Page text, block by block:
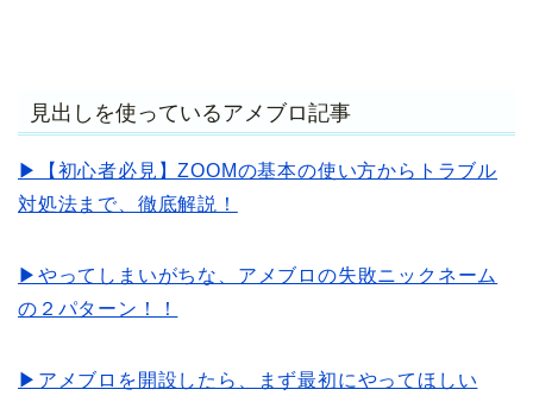
見出しを使っているアメブロ記事
▶【初心者必見】ZOOMの基本の使い方からトラブル
対処法まで、徹底解説！
▶やってしまいがちな、アメブロの失敗ニックネーム
の２パターン！！
▶アメブロを開設したら、まず最初にやってほしい